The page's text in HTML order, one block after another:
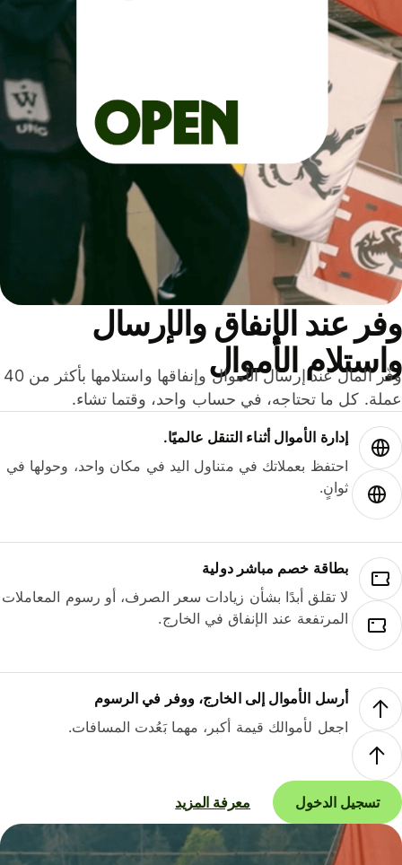
عند الإنفاق والإرسال
الأموال
وفّر المال عند إرسال الأموال وإنفاقها واستلامها بأكثر من 40
كل ما تحتاجه، في حساب واحد، وقتما تشاء.
إدارة الأموال أثناء التنقل عالميًا.
احتفظ بعملاتك في متناول اليد في مكان واحد، وحولها في
ثوانٍ.
بطاقة خصم مباشر دولية
لا تقلق أبدًا بشأن زيادات سعر الصرف، أو رسوم المعاملات
المرتفعة عند الإنفاق في الخارج.
أرسل الأموال إلى الخارج، ووفر في الرسوم
اجعل لأموالك قيمة أكبر، مهما بَعُدت المسافات.
تسجيل الدخول معرفة المزيد